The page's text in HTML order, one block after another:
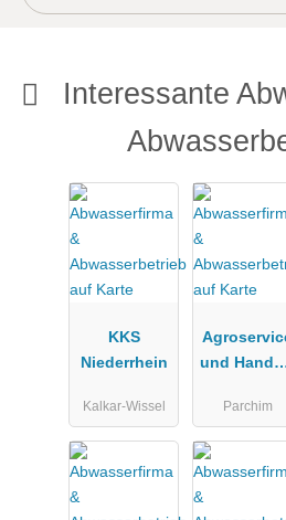
Interessante
KKS
Niederrhein
Kalkar-Wissel
und
Parchim